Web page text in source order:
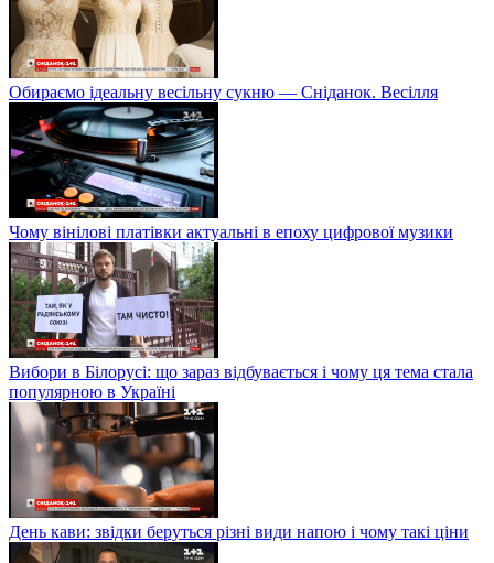
Обираємо ідеальну весільну сукню — Сніданок. Весілля
Чому вінілові платівки актуальні в епоху цифрової музики
Вибори в Білорусі: що зараз відбувається і чому ця тема стала
популярною в Україні
День кави: звідки беруться різні види напою і чому такі ціни